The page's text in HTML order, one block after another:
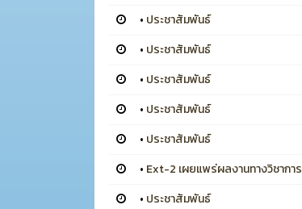
• ประชาสัมพันธ์
• ประชาสัมพันธ์
• ประชาสัมพันธ์
• ประชาสัมพันธ์
• ประชาสัมพันธ์
• Ext-2 เผยแพร่ผลงานทางวิชาการ
• ประชาสัมพันธ์